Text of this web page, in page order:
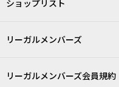
ショップリスト
リーガルメンバーズ
リーガルメンバーズ会員規約